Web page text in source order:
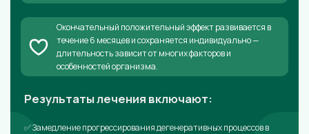
Окончательный положительный эффект развивается в
течение 6 месяцев и сохраняется индивидуально —
длительность зависит от многих факторов и
особенностей организма.
Результаты лечения включают:
✅ Замедление прогрессирования дегенеративных процессов в